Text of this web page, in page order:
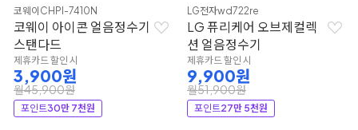
코웨이 CHPI-7410N
코웨이 아이콘 얼음정수기
스탠다드
제휴카드 할인 시
3,900원
월45,900원
포인트30만 7천원
LG전자wd722re
LG 퓨리케어 오브제컬렉
션 얼음정수기
제휴카드 할인 시
9,900원
월51,900원
포인트27만 5천원